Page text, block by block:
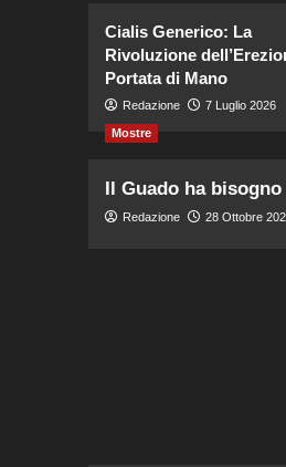
Cialis Generico: La
Rivoluzione
Portata di Mano
Redazione 7 Luglio 2026
Mostre
Il Guado ha
Redazione 28 Ottobre